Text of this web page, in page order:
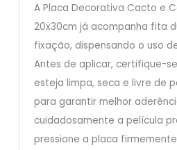
A Placa Decorativa Cacto e
20x30cm já acompanha fita
fixação, dispensando o uso
Antes de aplicar, certifique-
esteja limpa, seca e livre de
para garantir melhor
cuidadosamente a película
pressione a placa